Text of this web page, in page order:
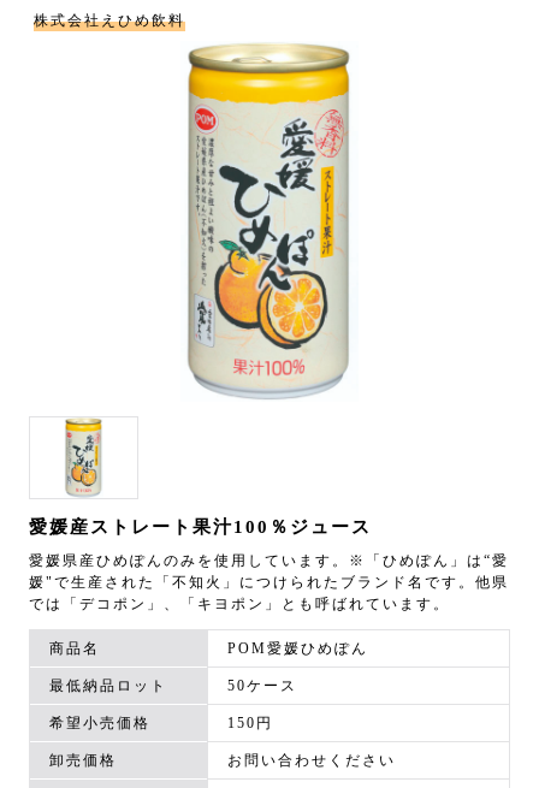
株式会社えひめ飲料
愛媛産ストレート果汁100％ジュース
愛媛県産ひめぽんのみを使用しています。※「ひめぽん」は“愛
媛"で生産された「不知火」につけられたブランド名です。他県
では「デコポン」、「キヨポン」とも呼ばれています。
商品名 POM愛媛ひめぽん
最低納品ロット 50ケース
希望小売価格 150円
卸売価格 お問い合わせください